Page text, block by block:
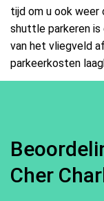
tijd om u ook weer
shuttle parkeren
van het vliegveld
parkeerkosten
Cher